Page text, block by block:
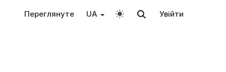
Переглянуте UA Увійти